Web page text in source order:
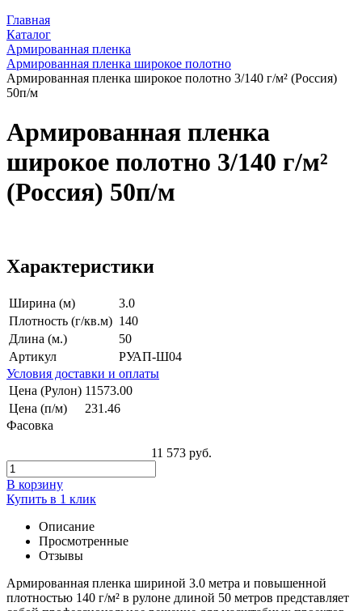
Главная
Каталог
Армированная пленка
Армированная пленка широкое полотно
Армированная пленка широкое полотно 3/140 г/м² (Россия)
50п/м
Армированная пленка
широкое полотно 3/140 г/м²
(Россия) 50п/м
Характеристики
Ширина (м)
3.0
Плотность (г/кв.м) 140
Длина (м.)
50
Артикул
РУАП-Ш04
Условия доставки и оплаты
Цена (Рулон) 11573.00
Цена (п/м)
231.46
Фасовка
11 573 руб.
В корзину
Купить в 1 клик
Описание
Просмотренные
Отзывы
Армированная пленка шириной 3.0 метра и повышенной
плотностью 140 г/м² в рулоне длиной 50 метров представляет